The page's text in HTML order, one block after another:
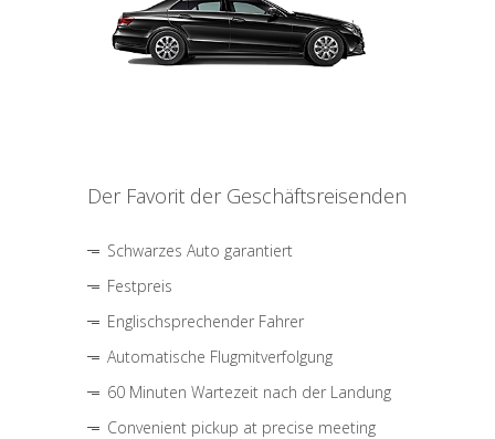
Der Favorit der Geschäftsreisenden
Schwarzes Auto garantiert
Festpreis
Englischsprechender Fahrer
Automatische Flugmitverfolgung
60 Minuten Wartezeit nach der Landung
Convenient pickup at precise meeting